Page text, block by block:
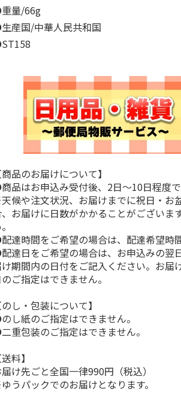
試
ダ
MLB ドジャース 大
谷翔平 2026 NL 3・
4月投手…
平 日本人最多53試
合連続出塁記念 コ
イ…
量/66g
産国/中華人民共和国
商品のお届けについて】
品はお申込み受付後、2日～10日程度で
候や注文状況、お届けまでに祝日・お
お届けに日数がかかることがございま
達時間をご希望の場合は、配達希望時
達日をご希望の場合は、お申込みの翌
期間内の日付をご記入ください。お届
ご指定はできません。
のし・包装について】
し紙のご指定はできません。
重包装のご指定はできません。
送料】
け先ごと全国一律990円（税込）
うパックでのお届けとなります。